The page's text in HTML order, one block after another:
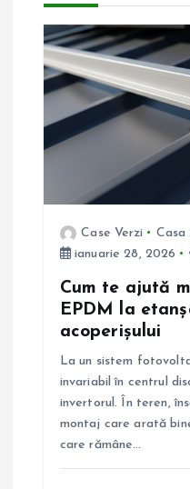
r
e
n
a
Case Verzi
Casa
ianuarie 28, 2026
Cum te ajută
EPDM la
acoperișului
La un sistem
invariabil în centrul
invertorul. În teren,
montaj care arată
care rămâne…